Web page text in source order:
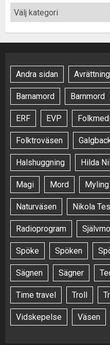
Andra sidan Avrättning
Barnamord Barnmord
ERF EVP
Folktroväsen
Halshuggning Hilda
Magi Mord Myling
Naturväsen Nikola
Radioprogram
Spöke Spöken
Sägnen Sägner
Time travel Troll
Vidskepelse Väsen